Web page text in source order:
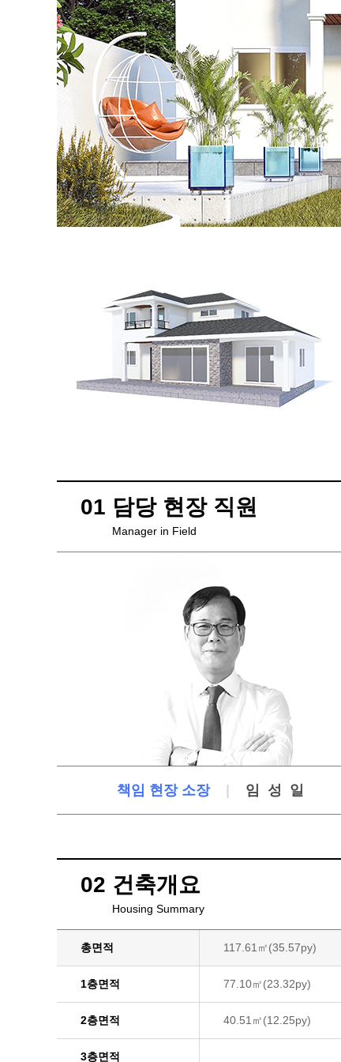
01 담당 현장 직원
Manager in Field
책임 현장 소장 임성일
02 건축개요
Housing Summary
총면적 117.61㎡(35.57py)
1층면적 77.10㎡(23.32py)
2층면적 40.51㎡(12.25py)
3층면적